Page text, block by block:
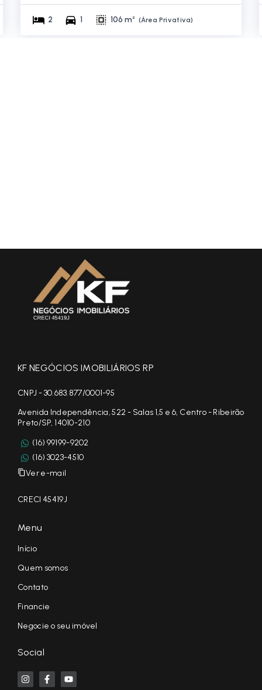
2 1 106 m² (Área Privativa)
KF NEGÓCIOS IMOBILIÁRIOS RP
CNPJ - 30.683.877/0001-95
Avenida Independência, 522 - Salas 1,5 e 6, Centro - Ribeirão
Preto/SP, 14010-210
(16) 99199-9202
(16) 3023-4510
Ver e-mail
CRECI 45419J
Menu
Início
Quem somos
Contato
Financie
Negocie o seu imóvel
Social